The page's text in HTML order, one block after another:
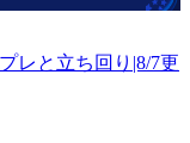
レと立ち回り|8/7更